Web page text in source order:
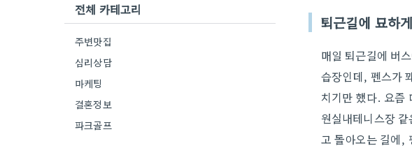
퇴근길에 묘하
매일 퇴근길에 버
습장인데, 펜스가
치기만 했다. 요즘
원실내테니스장
고 돌아오는 길에,
전체 카테고리
주변맛집
심리상담
마케팅
결혼정보
파크골프